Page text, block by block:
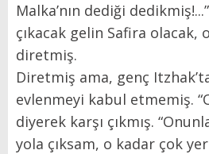
Malka’nın dediği
çıkacak gelin Safira olacak,
diretmiş.
Diretmiş ama, genç
evlenmeyi kabul etmemiş.
diyerek karşı çıkmış.
yola çıksam, o kadar çok